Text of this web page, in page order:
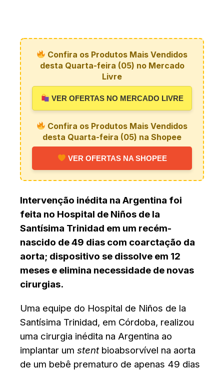
Confira os Produtos Mais Vendidos
desta Quarta-feira (05) no Mercado
Livre
VER OFERTAS NO MERCADO LIVRE
Confira os Produtos Mais Vendidos
desta Quarta-feira (05) na Shopee
VER OFERTAS NA SHOPEE
Intervenção inédita na Argentina foi
feita no Hospital de Niños de la
Santísima Trinidad em um recém-
nascido de 49 dias com coarctação da
aorta; dispositivo se dissolve em 12
meses e elimina necessidade de novas
cirurgias.
Uma equipe do Hospital de Niños de la
Santísima Trinidad, em Córdoba, realizou
uma cirurgia inédita na Argentina ao
implantar um stentbioabsorvível na aorta
de um bebê prematuro de apenas 49 dias